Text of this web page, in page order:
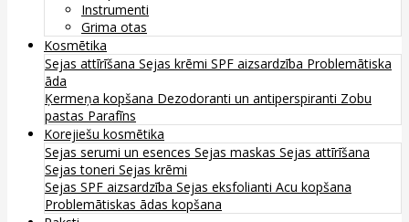
Instrumenti
Grima otas
Kosmētika
Sejas attīrīšana Sejas krēmi SPF aizsardzība Problemātiska
āda
Ķermeņa kopšana Dezodoranti un antiperspiranti Zobu
pastas Parafīns
Korejiešu kosmētika
Sejas serumi un esences Sejas maskas Sejas attīrīšana
Sejas toneri Sejas krēmi
Sejas SPF aizsardzība Sejas eksfolianti Acu kopšana
Problemātiskas ādas kopšana